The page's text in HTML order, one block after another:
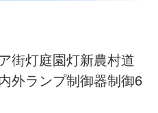
街灯庭園灯新農村道
外ランプ制御器制御6